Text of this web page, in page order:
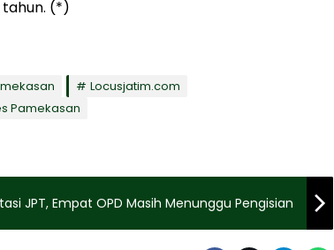
(*)
Locusjatim.com
Pamekasan
JPT, Empat OPD Masih Menunggu Pengisian